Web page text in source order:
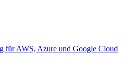
für AWS, Azure und Google Cloud